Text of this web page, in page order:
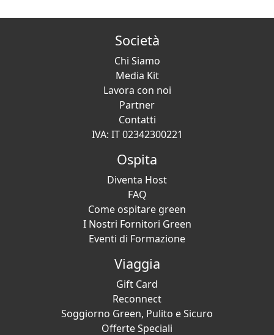
Società
Chi Siamo
Media Kit
Lavora con noi
Partner
Contatti
IVA: IT 02342300221
Ospita
Diventa Host
FAQ
Come ospitare green
I Nostri Fornitori Green
Eventi di Formazione
Viaggia
Gift Card
Reconnect
Soggiorno Green, Pulito e Sicuro
Offerte Speciali